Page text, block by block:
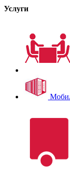
Услуги